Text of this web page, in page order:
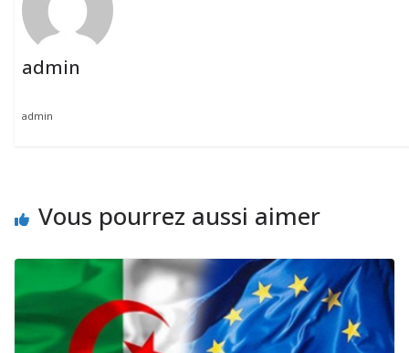
admin
admin
Vous pourrez aussi aimer